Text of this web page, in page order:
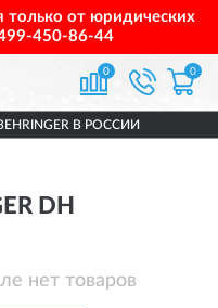
только от юридических
450-86-44
0 0
В РОССИИ
DH
нет товаров